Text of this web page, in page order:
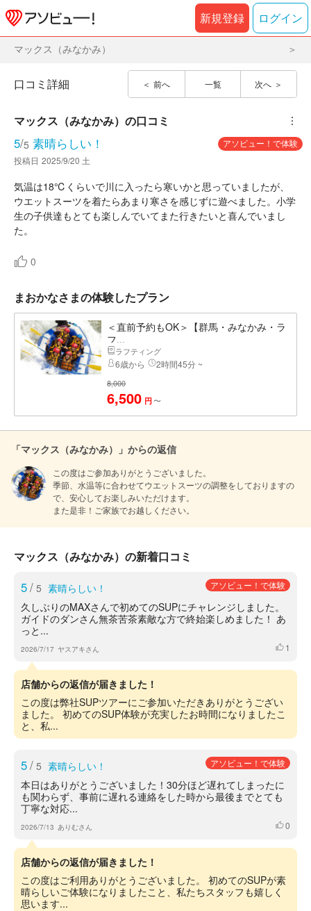
新規登録 ログイン
マックス（みなかみ）
前へ 一覧 次へ
口コミ詳細
マックス（みなかみ） の口コミ ︙
5/5 素晴らしい！
アソビュー！で体験
投稿日 2025/9/20 土
気温は18℃くらいで川に入ったら寒いかと思っていましたが、
ウエットスーツを着たらあまり寒さを感じずに遊べました。小学
生の子供達もとても楽しんでいてまた行きたいと喜んでいまし
た。
0
まおかなさまの体験したプラン
＜直前予約もOK＞【群馬・みなかみ・ラ
フ...
ラフティング
6歳から 2時間45分 ~
8,000
6,500 円 〜
「マックス（みなかみ）」からの返信
この度はご参加ありがとうございました。
季節、水温等に合わせてウエットスーツの調整をしておりますの
で、安心してお楽しみいただけます。
また是非！ご家族でお越しください。
マックス（みなかみ）の新着口コミ
5/ 5 素晴らしい！ アソビュー！で体験
久しぶりのMAXさんで初めてのSUPにチャレンジしました。
ガイドのダンさん無茶苦茶素敵な方で終始楽しめました！ あ
っと...
2026/7/17 ヤスアキさん いいね
1
店舗からの返信が届きました！
この度は弊社SUPツアーにご参加いただきありがとうござい
ました。 初めてのSUP体験が充実したお時間になりましたこ
と、私...
5/ 5 素晴らしい！ アソビュー！で体験
本日はありがとうございました！30分ほど遅れてしまったに
も関わらず、事前に遅れる連絡をした時から最後までとても
丁寧な対応...
2026/7/13 ありむさん いいね
0
店舗からの返信が届きました！
この度はご利用ありがとうございました。 初めてのSUPが素
晴らしいご体験になりましたこと、私たちスタッフも嬉しく
思います...